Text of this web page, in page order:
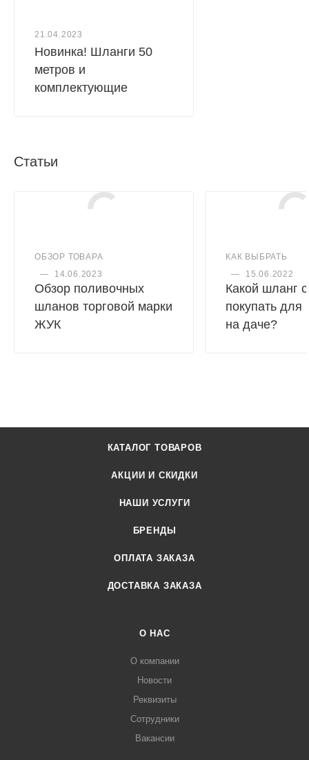
21.04.2023
Новинка! Шланги 50
метров и
комплектующие
Статьи
ОБЗОР ТОВАРА
—
14.06.2023
Обзор поливочных
шланов торговой марки
ЖУК
КАК ВЫБРАТЬ
—
15.06.2022
Какой шланг
покупать для
на даче?
КАТАЛОГ ТОВАРОВ
АКЦИИ И СКИДКИ
НАШИ УСЛУГИ
БРЕНДЫ
ОПЛАТА ЗАКАЗА
ДОСТАВКА ЗАКАЗА
О НАС
О компании
Новости
Реквизиты
Сотрудники
Вакансии